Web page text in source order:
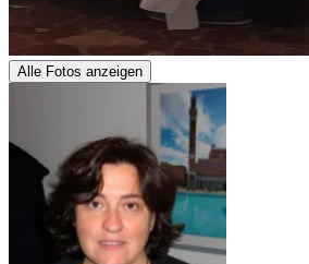
Alle Fotos anzeigen